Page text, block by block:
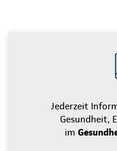
Jederzeit
Gesundheit,
im